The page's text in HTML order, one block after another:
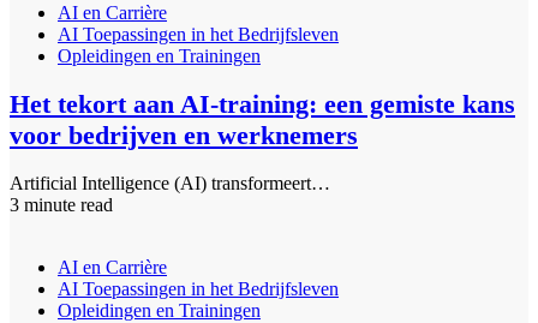
AI en Carrière
AI Toepassingen in het Bedrijfsleven
Opleidingen en Trainingen
Het tekort aan AI-training: een gemiste kans
voor bedrijven en werknemers
Artificial Intelligence (AI) transformeert…
3 minute read
AI en Carrière
AI Toepassingen in het Bedrijfsleven
Opleidingen en Trainingen